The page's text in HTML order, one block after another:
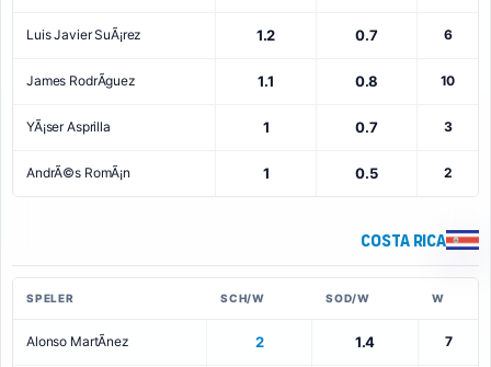
Luis Javier SuÃ¡rez 1.2 0.7 6
James RodrÃ­guez 1.1 0.8 10
YÃ¡ser Asprilla 1 0.7 3
AndrÃ©s RomÃ¡n 1 0.5 2
Costa Rica
SPELER SCH/W SOD/W W
Alonso MartÃ­nez 2 1.4 7